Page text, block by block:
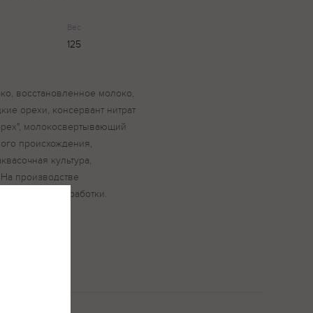
Вес
125
восстановленное молоко,
орехи, консервант нитрат
молокосвертывающий
происхождения,
культура,
производстве
их переработки.